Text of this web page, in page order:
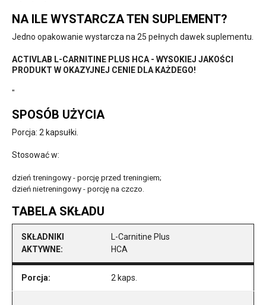
NA ILE WYSTARCZA TEN SUPLEMENT?
Jedno opakowanie wystarcza na 25 pełnych dawek suplementu.
ACTIVLAB L-CARNITINE PLUS HCA - WYSOKIEJ JAKOŚCI
PRODUKT W OKAZYJNEJ CENIE DLA KAŻDEGO!
"
SPOSÓB UŻYCIA
Porcja: 2 kapsułki.
Stosować w:
dzień treningowy - porcję przed treningiem;
dzień nietreningowy - porcję na czczo.
TABELA SKŁADU
SKŁADNIKI
AKTYWNE:
L-Carnitine Plus
HCA
Porcja: 2 kaps.